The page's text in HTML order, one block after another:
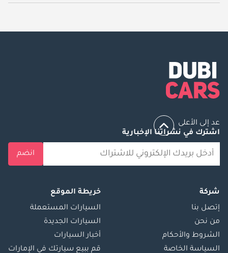
يبدأ سعر سيارة تويوتا لاند كروزر 70 جديدة في عجمان 195,000.
عد إلى الأعلى
اشترك في نشراتنا الإخبارية
انضم
شركة
إتصل بنا
من نحن
الشروط والأحكام
السياسة الخاصة
خريطة الموقع
السيارات المستعملة
السيارات الجديدة
أخبار السيارات
قم ببيع سيارتك في الإمارات